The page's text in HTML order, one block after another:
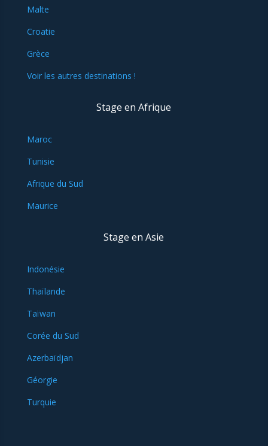
Malte
Croatie
Grèce
Voir les autres destinations !
Stage en Afrique
Maroc
Tunisie
Afrique du Sud
Maurice
Stage en Asie
Indonésie
Thaïlande
Taïwan
Corée du Sud
Azerbaïdjan
Géorgie
Turquie